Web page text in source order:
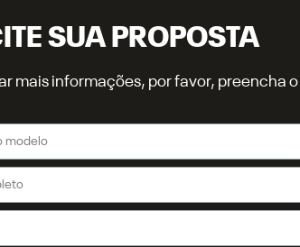
SUA PROPOSTA
mais informações, por favor, preencha